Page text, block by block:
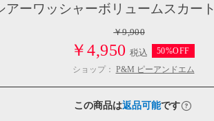
アーワッシャーボリュームスカート
￥9,900
￥4,950 税込
50%OFF
ショップ： P&M ピーアンドエム
この商品は返品可能です